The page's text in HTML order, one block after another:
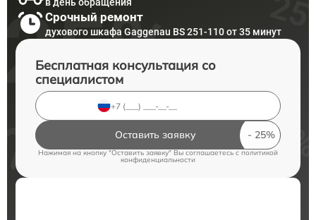
Срочный ремонт
духового шкафа Gaggenau BS 251-110 от 35 минут
Бесплатная консультация со
специалистом
Оставить заявку
Нажимая на кнопку "Оставить заявку" Вы соглашаетесь c политикой
конфиденциальности